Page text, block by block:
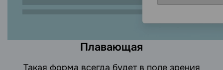
Плавающая
Такая форма всегда будет в поле зрения